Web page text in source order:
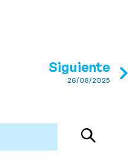
Siguiente
26/08/2025